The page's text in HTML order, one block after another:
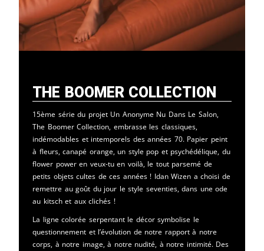
The Boomer Collection
15ème série du projet Un Anonyme Nu Dans Le Salon,
The Boomer Collection, embrasse les classiques,
indémodables et intemporels des années 70. Papier peint
à fleurs, canapé orange, un style pop et psychédélique, du
flower power en veux-tu en voilà, le tout parsemé de
petits objets cultes de ces années ! Idan Wizen a choisi de
remettre au goût du jour le style seventies, dans une ode
au kitsch et aux clichés !
La ligne colorée serpentant le décor symbolise le
questionnement et l’évolution de notre rapport à notre
corps, à notre image, à notre nudité, à notre intimité. Des